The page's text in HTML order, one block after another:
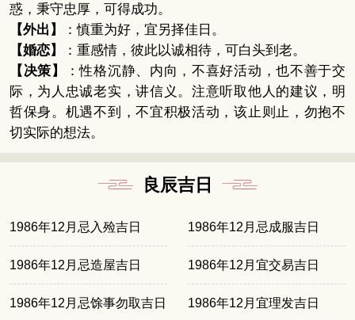
惑，秉守忠厚，可得成功。
【外出】
：慎重为好，宜另择佳日。
【婚恋】
：重感情，彼此以诚相待，可白头到老。
【决策】
：性格沉静、内向，不喜好活动，也不善于交
际，为人忠诚老实，讲信义。注意听取他人的建议，明
哲保身。机遇不到，不宜积极活动，该止则止，勿抱不
切实际的想法。
良辰吉日
1986年12月忌入殓吉日 1986年12月忌成服吉日
1986年12月忌造屋吉日 1986年12月宜交易吉日
1986年12月忌馀事勿取吉日 1986年12月宜理发吉日